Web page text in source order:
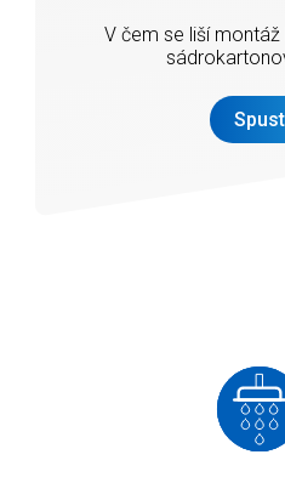
V čem se liší